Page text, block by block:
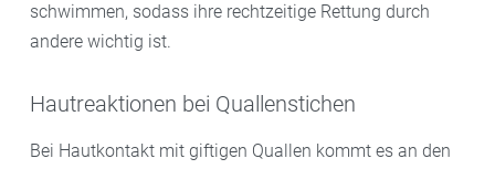
schwimmen, sodass ihre rechtzeitige Rettung durch
andere wichtig ist.
Hautreaktionen bei Quallenstichen
Bei Hautkontakt mit giftigen Quallen kommt es an den